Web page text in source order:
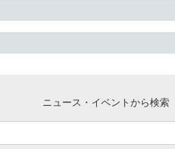
ニュース・イベントから検索